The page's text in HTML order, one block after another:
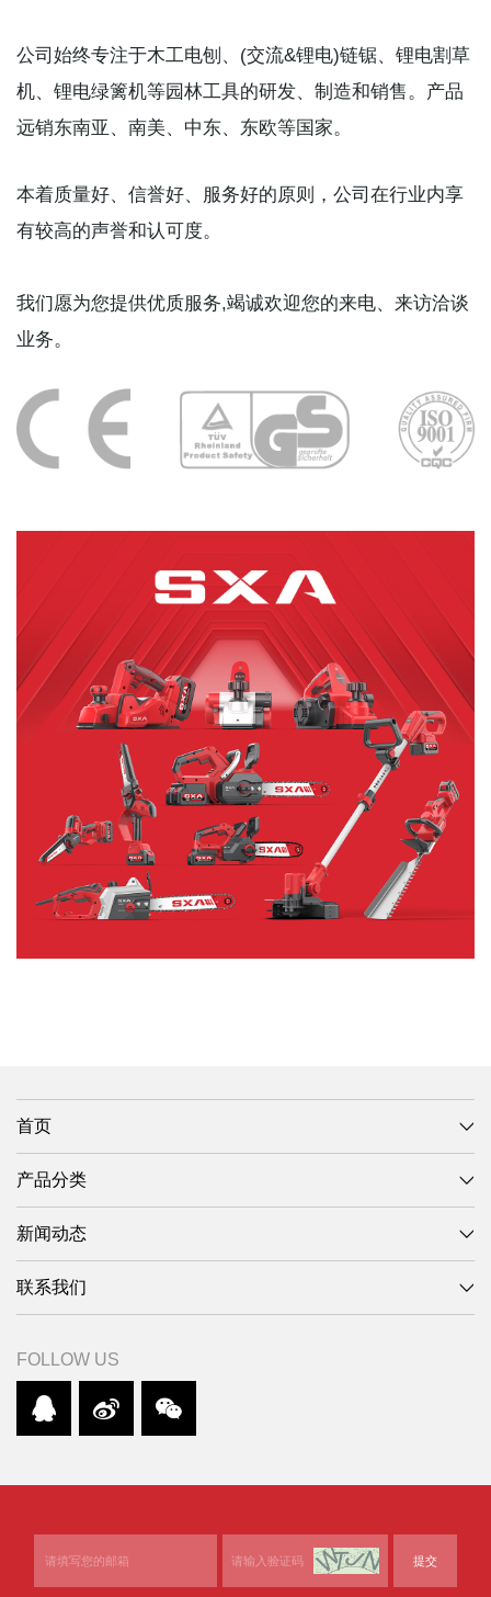
公司始终专注于木工电刨、(交流&锂电)链锯、锂电割草
机、锂电绿篱机等园林工具的研发、制造和销售。产品
远销东南亚、南美、中东、东欧等国家。
本着质量好、信誉好、服务好的原则，公司在行业内享
有较高的声誉和认可度。
我们愿为您提供优质服务,竭诚欢迎您的来电、来访洽谈
业务。
首页
产品分类
新闻动态
联系我们
FOLLOW US
提交